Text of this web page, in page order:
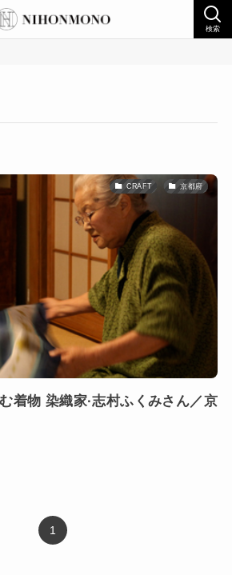
検索
CRAFT 京都府
着物 染織家·志村ふくみさん／京
1